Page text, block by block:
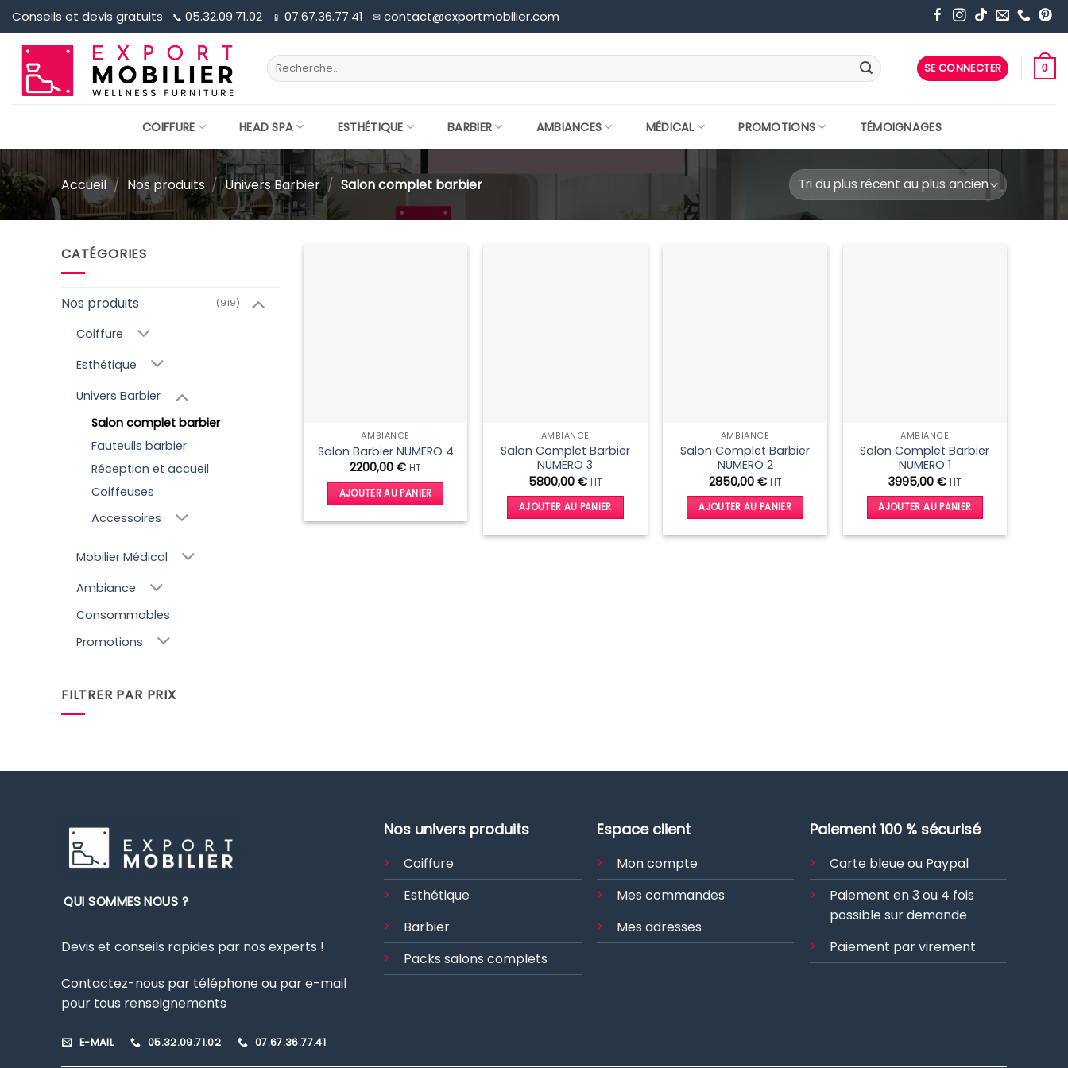
Passer
au
contenu
Conseils et devis gratuits 📞︎ 05.32.09.71.02 📱︎ 07.67.36.77.41 ✉ contact@exportmobilier.com
Recherche
pour :
SE CONNECTER 0
COIFFURE HEAD SPA ESTHÉTIQUE BARBIER AMBIANCES MÉDICAL PROMOTIONS TÉMOIGNAGES
Accueil / Nos produits / Univers Barbier / Salon complet barbier
CATÉGORIES
Nos produits (919)
Coiffure
Esthétique
Univers Barbier
Salon complet barbier
Fauteuils barbier
Réception et accueil
Coiffeuses
Accessoires
Mobilier Médical
Ambiance
Consommables
Promotions
FILTRER PAR PRIX
AMBIANCE
Salon Barbier NUMERO 4
2200,00€ HT
AJOUTER AU PANIER
AMBIANCE
Salon Complet Barbier
NUMERO 3
5800,00 € HT
AJOUTER AU PANIER
AMBIANCE
Salon Complet Barbier
NUMERO 2
2850,00 € HT
AJOUTER AU PANIER
AMBIANCE
Salon Complet Barbier
NUMERO 1
3995,00 € HT
AJOUTER AU PANIER
QUI SOMMES NOUS ?
Devis et conseils rapides par nos experts !
Contactez-nous par téléphone ou par e-mail
pour tous renseignements
E-MAIL 05.32.09.71.02 07.67.36.77.41
Nos univers produits
Coiffure
Esthétique
Barbier
Packs salons complets
Espace client
Mon compte
Mes commandes
Mes adresses
Paiement 100 % sécurisé
Carte bleue ou Paypal
Paiement en 3 ou 4 fois
possible sur demande
Paiement par virement